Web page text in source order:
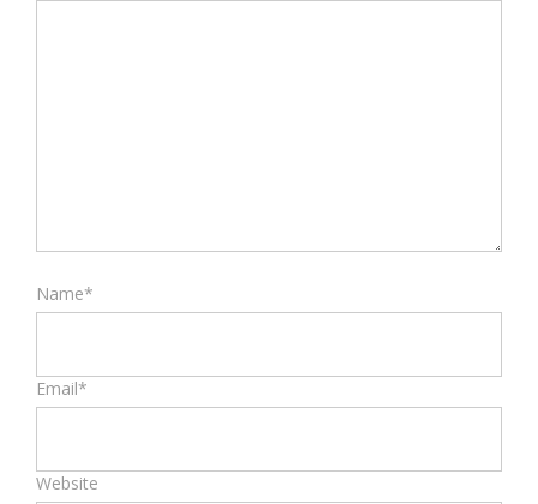
Name*
Email*
Website